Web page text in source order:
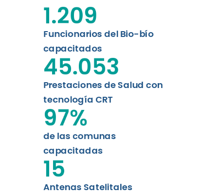
Funcionarios del Bio-bío
capacitados
1.209
Prestaciones de Salud con
tecnología CRT
45.053
de las comunas
capacitadas
97%
Antenas Satelitales
15